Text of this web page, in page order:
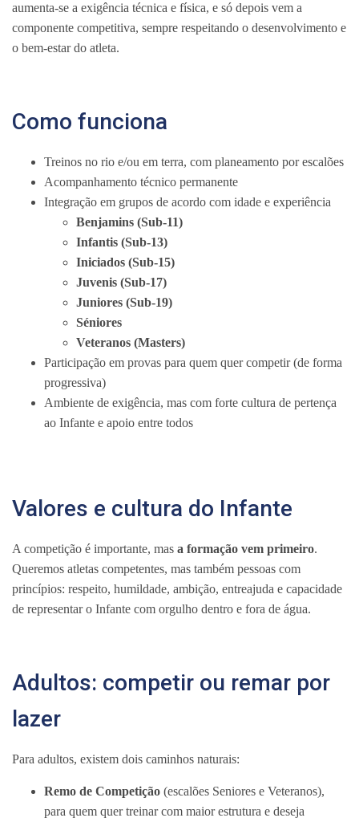
aumenta-se a exigência técnica e física, e só depois vem a
componente competitiva, sempre respeitando o desenvolvimento e
o bem-estar do atleta.
Como funciona
Treinos no rio e/ou em terra, com planeamento por escalões
Acompanhamento técnico permanente
Integração em grupos de acordo com idade e experiência
Benjamins (Sub-11)
Infantis (Sub-13)
Iniciados (Sub-15)
Juvenis (Sub-17)
Juniores (Sub-19)
Séniores
Veteranos (Masters)
Participação em provas para quem quer competir (de forma
progressiva)
Ambiente de exigência, mas com forte cultura de pertença
ao Infante e apoio entre todos
Valores e cultura do Infante
A competição é importante, mas a formação vem primeiro.
Queremos atletas competentes, mas também pessoas com
princípios: respeito, humildade, ambição, entreajuda e capacidade
de representar o Infante com orgulho dentro e fora de água.
Adultos: competir ou remar por
lazer
Para adultos, existem dois caminhos naturais:
Remo de Competição (escalões Seniores e Veteranos),
para quem quer treinar com maior estrutura e deseja